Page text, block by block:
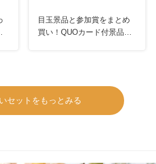
目玉景品と参加賞をまとめ
買い！QUOカード付景品セ
セットをもっとみる